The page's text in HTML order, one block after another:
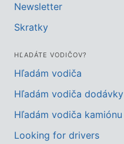
Newsletter
Skratky
HĽADÁTE VODIČOV?
Hľadám vodiča
Hľadám vodiča dodávky
Hľadám vodiča kamiónu
Looking for drivers